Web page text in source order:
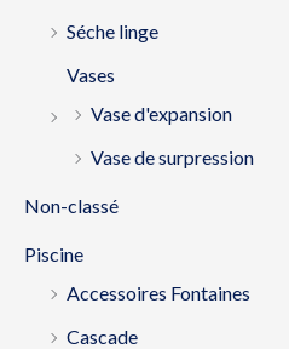
Séche linge
Vases
Vase d'expansion
Vase de surpression
Non-classé
Piscine
Accessoires Fontaines
Cascade